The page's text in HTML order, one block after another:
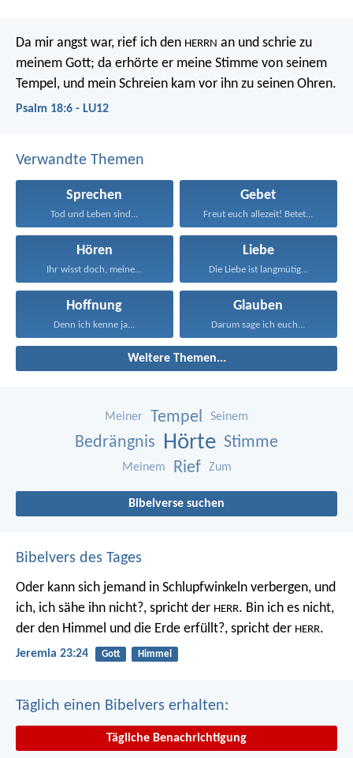
Da mir angst war, rief ich den HERRN an und schrie zu
meinem Gott; da erhörte er meine Stimme von seinem
Tempel, und mein Schreien kam vor ihn zu seinen Ohren.
Psalm 18:6 - LU12
Verwandte Themen
Sprechen
Tod und Leben sind...
Gebet
Freut euch allezeit! Betet...
Hören
Ihr wisst doch, meine...
Liebe
Die Liebe ist langmütig...
Hoffnung
Denn ich kenne ja...
Glauben
Darum sage ich euch...
Weitere Themen...
Meiner Tempel Seinem
Bedrängnis Hörte Stimme
Meinem Rief Zum
Bibelverse suchen
Bibelvers des Tages
Oder kann sich jemand in Schlupfwinkeln verbergen, und
ich, ich sähe ihn nicht?, spricht der HERR. Bin ich es nicht,
der den Himmel und die Erde erfüllt?, spricht der HERR.
Jeremia 23:24 Gott Himmel
Täglich einen Bibelvers erhalten:
Tägliche Benachrichtigung